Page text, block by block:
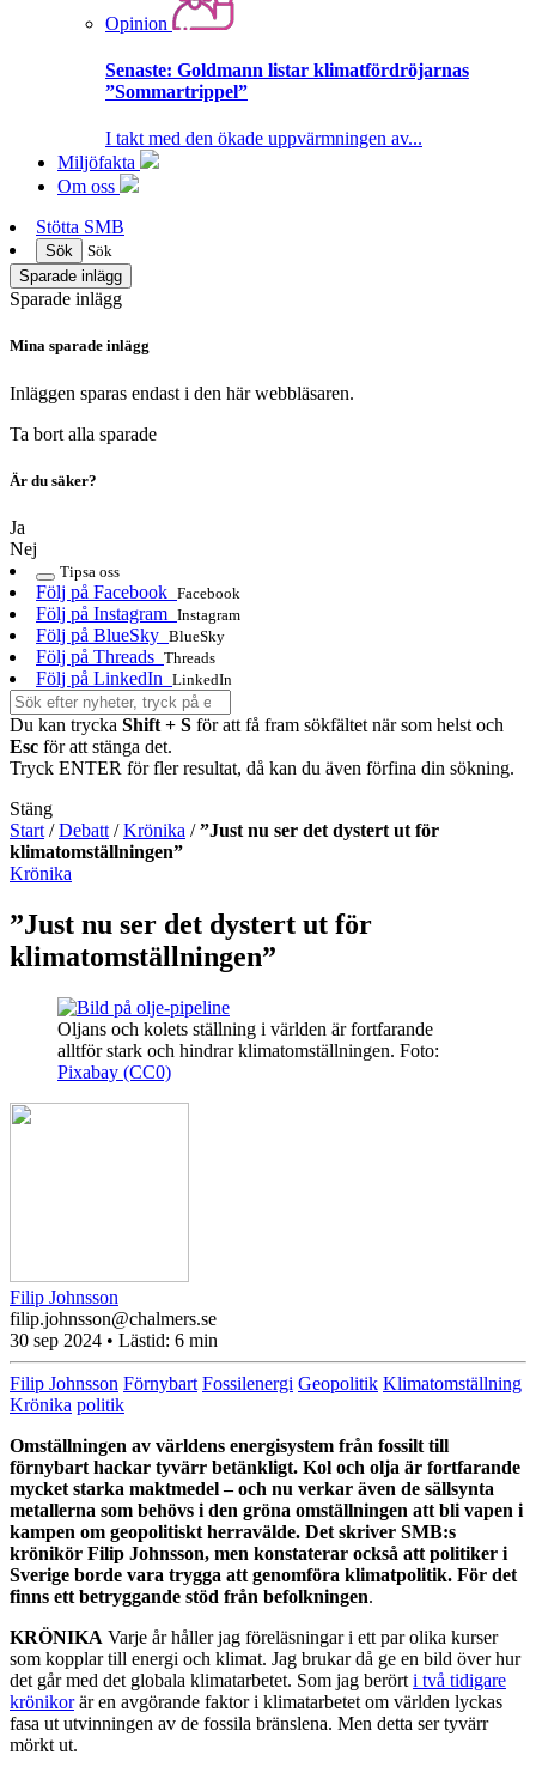
Opinion
Senaste: Goldmann listar klimatfördröjarnas
”Sommartrippel”
I takt med den ökade uppvärmningen av...
Miljöfakta
Om oss
Stötta SMB
Sök
Sök
Sparade inlägg
Sparade inlägg
Mina sparade inlägg
Inläggen sparas endast i den här webbläsaren.
Ta bort alla sparade
Är du säker?
Ja
Nej
Tipsa oss
Följ på Facebook Facebook
Följ på Instagram Instagram
Följ på BlueSky BlueSky
Följ på Threads Threads
Följ på LinkedIn LinkedIn
Du kan trycka Shift + S för att få fram sökfältet när som helst och
Esc för att stänga det.
Tryck ENTER för fler resultat, då kan du även förfina din sökning.
Stäng
Start /Debatt /Krönika /”Just nu ser det dystert ut för
klimatomställningen”
Krönika
”Just nu ser det dystert ut för
klimatomställningen”
Oljans och kolets ställning i världen är fortfarande
alltför stark och hindrar klimatomställningen. Foto:
Pixabay (CC0)
Filip Johnsson
filip.johnsson@chalmers.se
30 sep 2024 • Lästid: 6 min
Filip Johnsson Förnybart Fossilenergi Geopolitik Klimatomställning
Krönika politik
Omställningen av världens energisystem från fossilt till
förnybart hackar tyvärr betänkligt. Kol och olja är fortfarande
mycket starka maktmedel – och nu verkar även de sällsynta
metallerna som behövs i den gröna omställningen att bli vapen i
kampen om geopolitiskt herravälde. Det skriver SMB:s
krönikör Filip Johnsson, men konstaterar också att politiker i
Sverige borde vara trygga att genomföra klimatpolitik. För det
finns ett betryggande stöd från befolkningen.
KRÖNIKA Varje år håller jag föreläsningar i ett par olika kurser
som kopplar till energi och klimat. Jag brukar då ge en bild över hur
det går med det globala klimatarbetet. Som jag berört i två tidigare
krönikorär en avgörande faktor i klimatarbetet om världen lyckas
fasa ut utvinningen av de fossila bränslena. Men detta ser tyvärr
mörkt ut.